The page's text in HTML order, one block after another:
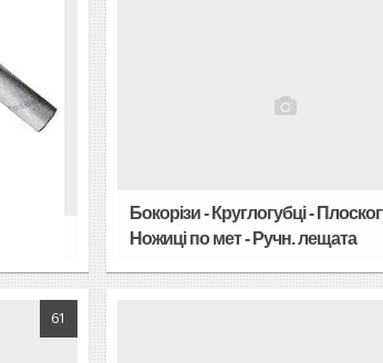
Бокорізи - Круглогубці -
Ножиці по мет - Ручн. лещата
61